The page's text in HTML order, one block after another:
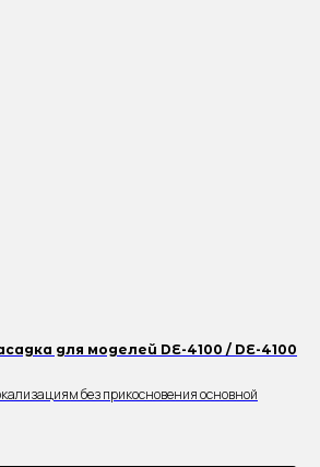
для моделей DE-4100 / DE-4100
без прикосновения основной